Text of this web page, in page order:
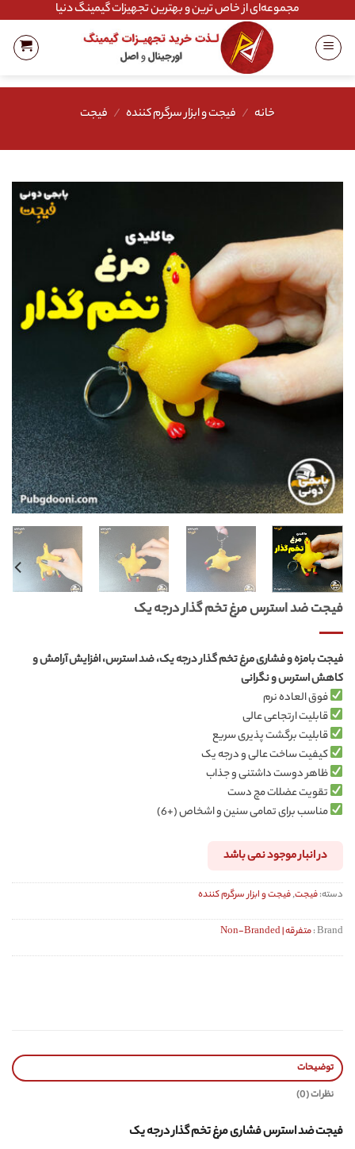
content
مجموعه‌ای از خاص ترین و بهترین تجهیزات گیمینگ دنیا
خانه / فیجت و ابزار سرگرم کننده / فیجت
فیجت ضد استرس مرغ تخم گذار درجه یک
فیجت بامزه و فشاری مرغ تخم گذار درجه یک، ضد استرس، افزایش آرامش و
کاهش استرس و نگرانی
فوق العاده نرم
قابلیت ارتجاعی عالی
قابلیت برگشت پذیری سریع
کیفیت ساخت عالی و درجه یک
ظاهر دوست داشتنی و جذاب
تقویت عضلات مچ دست
مناسب برای تمامی سنین و اشخاص (+6)
در انبار موجود نمی باشد
دسته:فیجت,فیجت و ابزار سرگرم کننده
Brand : متفرقه | Non-Branded
توضیحات
نظرات (0)
فیجت ضد استرس فشاری مرغ تخم گذار درجه یک